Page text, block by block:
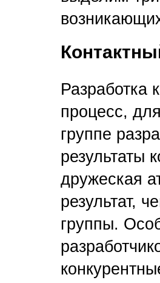
Разработка
процесс,
группе
результаты
дружеская
результат,
группы.